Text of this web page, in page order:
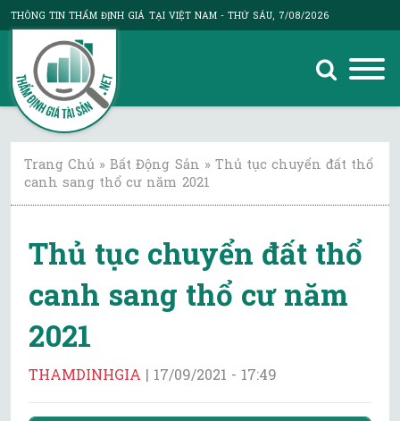
THÔNG TIN THẨM ĐỊNH GIÁ TẠI VIỆT NAM- THỨ SÁU, 7/08/2026
Trang Chủ »Bất Động Sản » Thủ tục chuyển đất thổ
canh sang thổ cư năm 2021
Thủ tục chuyển đất thổ
canh sang thổ cư năm
2021
THAMDINHGIA | 17/09/2021 - 17:49